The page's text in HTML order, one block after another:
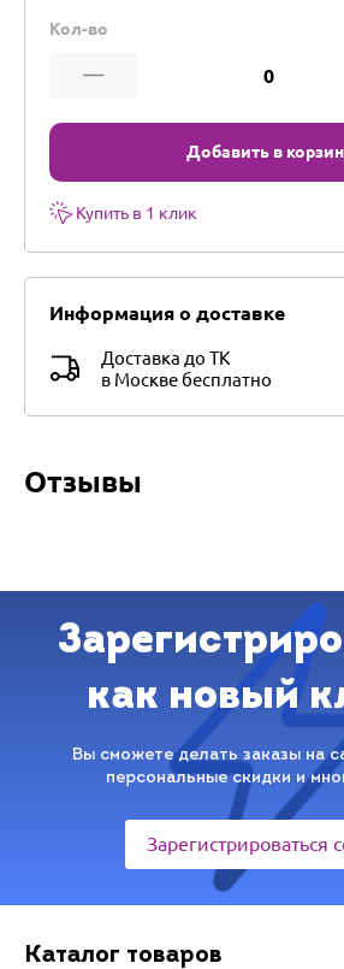
Кол-во
Добавить в
Купить в 1 клик
Информация о доставке
Доставка до ТК
в Москве бесплатно
Отзывы
как новый
Вы сможете делать заказы на
персональные скидки и
Зарегистрироваться
Каталог товаров